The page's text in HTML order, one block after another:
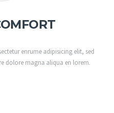
enrume adipisicing elit, sed
dolore magna aliqua en lorem.